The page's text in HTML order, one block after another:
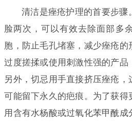
清洁是痤疮护理的首要步
脸两次，可以有效去除面部多
胞，防止毛孔堵塞，减少痤疮
过度搓揉或使用刺激性强的产品
另外，切忌用手直接挤压痤疮
可能留下永久的疤痕。为了获
用含有水杨酸或过氧化苯甲酰